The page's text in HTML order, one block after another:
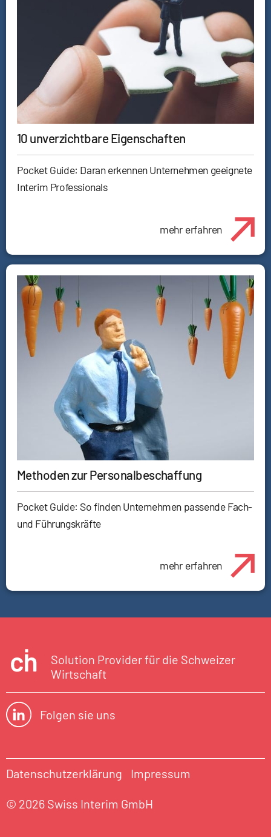
10 unverzichtbare Eigenschaften
Pocket Guide: Daran erkennen Unternehmen geeignete
Interim Professionals
mehr erfahren
Methoden zur Personalbeschaffung
Pocket Guide: So finden Unternehmen passende Fach-
und Führungskräfte
mehr erfahren
Solution Provider für die Schweizer
Wirtschaft
Folgen sie uns
Datenschutzerklärung Impressum
© 2026 Swiss Interim GmbH